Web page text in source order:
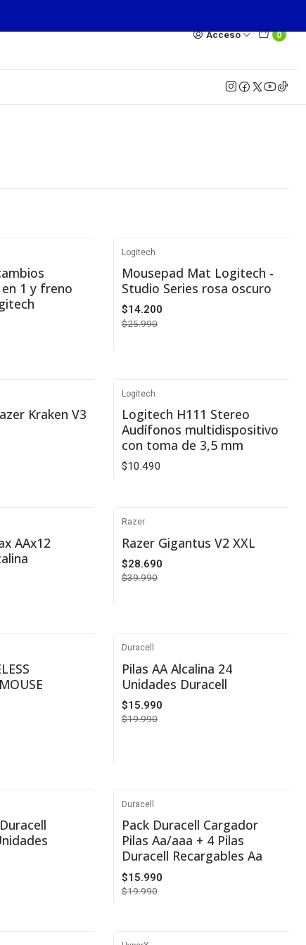
Acceso 0
1 y freno
-45%
Agotado
Logitech
Mousepad Mat Logitech -
Studio Series rosa oscuro
$14.200
$25.990
Kraken V3
Logitech
Logitech H111 Stereo
Audífonos multidispositivo
con toma de 3,5 mm
$10.490
AAx12
-28%
Agotado
Razer
Razer Gigantus V2 XXL
$28.690
$39.990
-20%
Duracell
Pilas AA Alcalina 24
Unidades Duracell
$15.990
$19.990
-20%
Duracell
Pack Duracell Cargador
Pilas Aa/aaa + 4 Pilas
Duracell Recargables Aa
$15.990
$19.990